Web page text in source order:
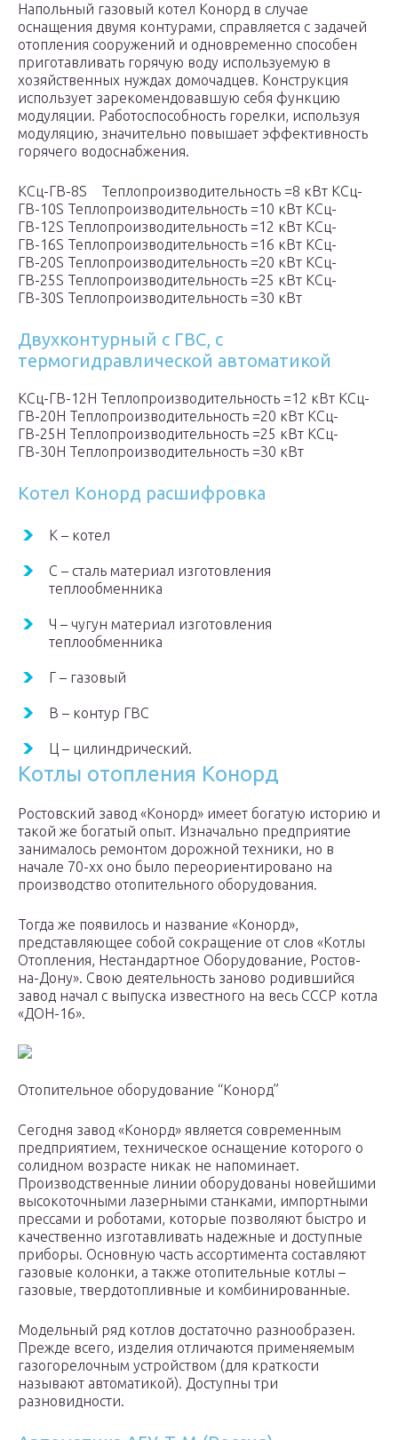
Напольный газовый котел Конорд в случае
оснащения двумя контурами, справляется с задачей
отопления сооружений и одновременно способен
приготавливать горячую воду используемую в
хозяйственных нуждах домочадцев. Конструкция
использует зарекомендовавшую себя функцию
модуляции. Работоспособность горелки, используя
модуляцию, значительно повышает эффективность
горячего водоснабжения.
КСц-ГВ-8S Теплопроизводительность =8 кВт КСц-
ГВ-10S Теплопроизводительность =10 кВт КСц-
ГВ-12S Теплопроизводительность =12 кВт КСц-
ГВ-16S Теплопроизводительность =16 кВт КСц-
ГВ-20S Теплопроизводительность =20 кВт КСц-
ГВ-25S Теплопроизводительность =25 кВт КСц-
ГВ-30S Теплопроизводительность =30 кВт
Двухконтурный с ГВС, с
термогидравлической автоматикой
КСц-ГВ-12Н Теплопроизводительность =12 кВт КСц-
ГВ-20Н Теплопроизводительность =20 кВт КСц-
ГВ-25Н Теплопроизводительность =25 кВт КСц-
ГВ-30Н Теплопроизводительность =30 кВт
Котел Конорд расшифровка
К – котел
С – сталь материал изготовления
теплообменника
Ч – чугун материал изготовления
теплообменника
Г – газовый
В – контур ГВС
Ц – цилиндрический.
Котлы отопления Конорд
Ростовский завод «Конорд» имеет богатую историю и
такой же богатый опыт. Изначально предприятие
занималось ремонтом дорожной техники, но в
начале 70-хх оно было переориентировано на
производство отопительного оборудования.
Тогда же появилось и название «Конорд»,
представляющее собой сокращение от слов «Котлы
Отопления, Нестандартное Оборудование, Ростов-
на-Дону». Свою деятельность заново родившийся
завод начал с выпуска известного на весь СССР котла
«ДОН-16».
Отопительное оборудование “Конорд”
Сегодня завод «Конорд» является современным
предприятием, техническое оснащение которого о
солидном возрасте никак не напоминает.
Производственные линии оборудованы новейшими
высокоточными лазерными станками, импортными
прессами и роботами, которые позволяют быстро и
качественно изготавливать надежные и доступные
приборы. Основную часть ассортимента составляют
газовые колонки, а также отопительные котлы –
газовые, твердотопливные и комбинированные.
Модельный ряд котлов достаточно разнообразен.
Прежде всего, изделия отличаются применяемым
газогорелочным устройством (для краткости
называют автоматикой). Доступны три
разновидности.